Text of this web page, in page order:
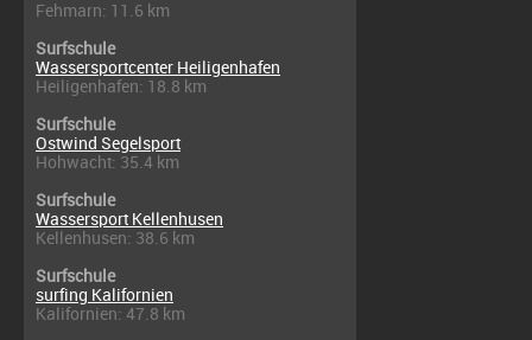
Fehmarn: 11.6 km
Surfschule
Wassersportcenter Heiligenhafen
Heiligenhafen: 18.8 km
Surfschule
Ostwind Segelsport
Hohwacht: 35.4 km
Surfschule
Wassersport Kellenhusen
Kellenhusen: 38.6 km
Surfschule
surfing Kalifornien
Kalifornien: 47.8 km